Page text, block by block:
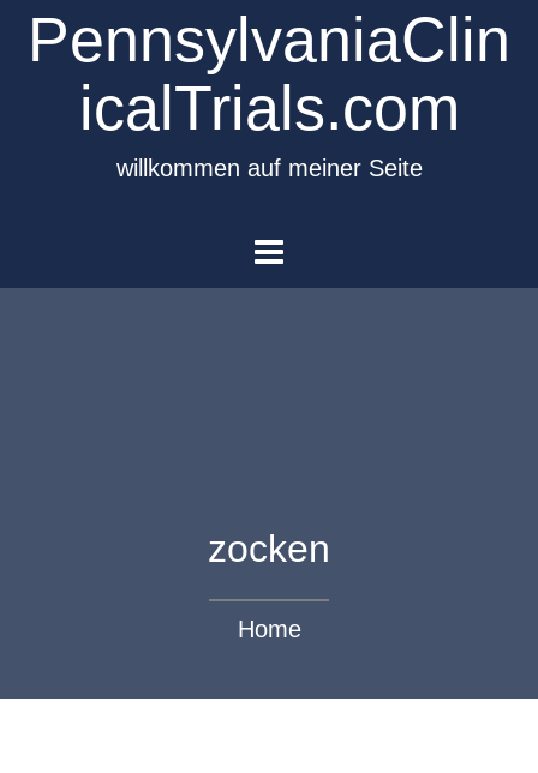
PennsylvaniaClin
icalTrials.com
willkommen auf meiner Seite
zocken
Home